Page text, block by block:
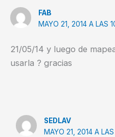
FAB
MAYO 21, 2014 A LAS
21/05/14 y luego de
usarla ? gracias
SEDLAV
MAYO 21, 2014 A